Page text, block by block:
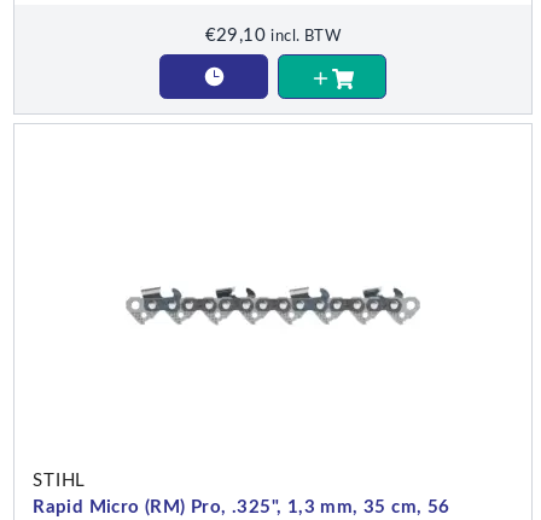
€29,10 incl. BTW
STIHL
Rapid Micro (RM) Pro, .325", 1,3 mm, 35 cm, 56